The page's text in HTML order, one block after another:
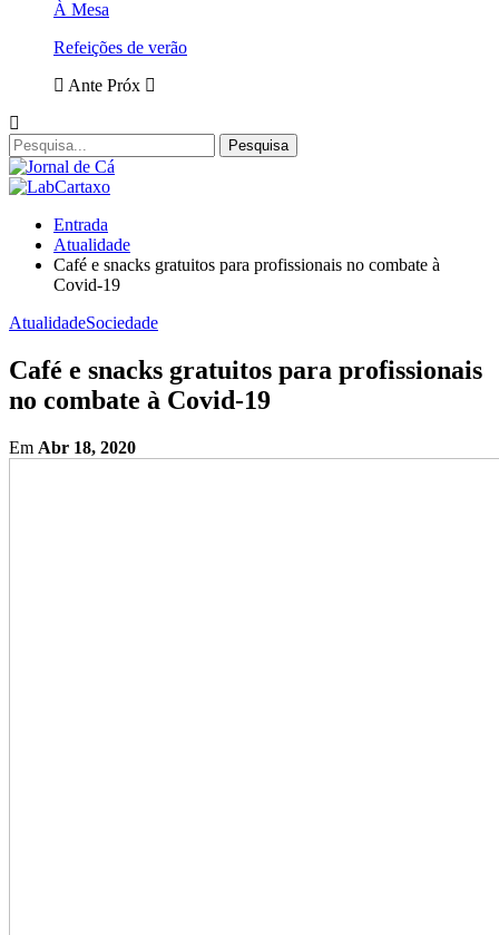
À Mesa
Refeições de verão
Ante Próx
Entrada
Atualidade
Café e snacks gratuitos para profissionais no combate à
Covid-19
AtualidadeSociedade
Café e snacks gratuitos para profissionais
no combate à Covid-19
Em Abr 18, 2020